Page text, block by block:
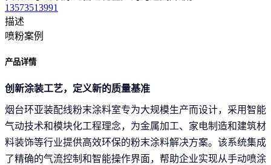
13573513991
描述
喷粉案例
产品详情
创新涂装工艺，定义新的质量基准
烟台环亚装配线粉末涂料室专为大规模生产而设计，采用智能
气动技术和模块化工程理念，为金属加工、家电制造和建筑材
料装饰等行业提供高效环保的粉末涂料解决方案。 该系统集成
了精确的气流控制和智能操作界面，帮助企业实现从手动喷涂